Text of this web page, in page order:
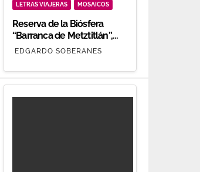
LETRAS VIAJERAS MOSAICOS
Reserva de la Biósfera
“Barranca de Metztitlán”,
patrimonio biocultural
EDGARDO SOBERANES